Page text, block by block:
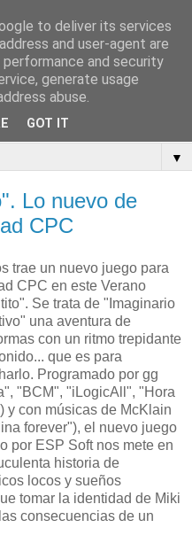
▼
Lo nuevo de
CPC
trae un nuevo juego para
CPC en este Verano
Se trata de "Imaginario
una aventura de
con un ritmo trepidante
que es para
Programado por gg
"BCM", "iLogicAll", "Hora
y con músicas de McKlain
forever"), el nuevo juego
por ESP Soft nos mete en
historia de
locos y sueños
tomar la identidad de Miki
consecuencias de un
to deliver its services
and user-agent are
and security
generate usage
abuse.
GOT IT